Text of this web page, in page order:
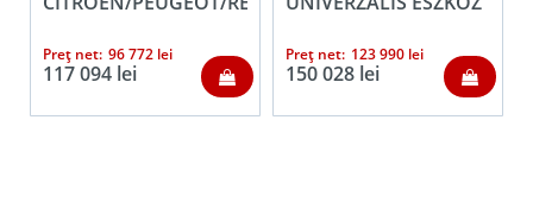
Preț net: 96 772 lei
117 094 lei
Preț net: 123 990 lei
150 028 lei